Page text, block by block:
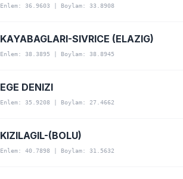
Enlem: 36.9603 | Boylam: 33.8908
KAYABAGLARI-SIVRICE (ELAZIG)
Enlem: 38.3895 | Boylam: 38.8945
EGE DENIZI
Enlem: 35.9208 | Boylam: 27.4662
KIZILAGIL-(BOLU)
Enlem: 40.7898 | Boylam: 31.5632